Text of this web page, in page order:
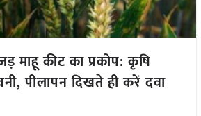
कीट का प्रकोप: कृषि
पीलापन दिखते ही करें दवा